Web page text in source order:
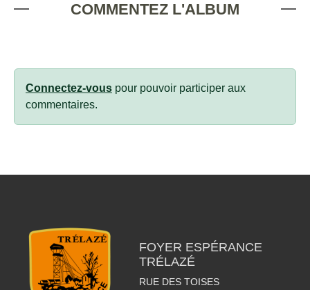
COMMENTEZ L'ALBUM
Connectez-vous pour pouvoir participer aux
commentaires.
FOYER ESPÉRANCE
TRÉLAZÉ
RUE DES TOISES